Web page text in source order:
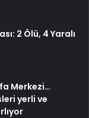
2 Ölü, 4 Yaralı
Merkezi…
yerli ve